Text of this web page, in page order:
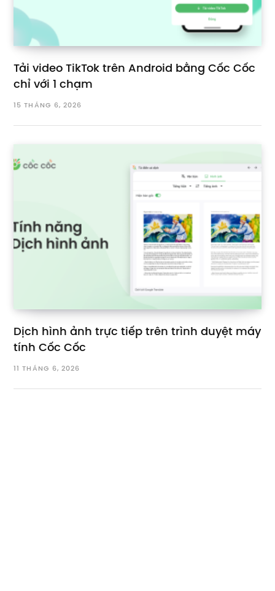
Tải video TikTok trên Android bằng Cốc Cốc
chỉ với 1 chạm
15 THÁNG 6, 2026
Dịch hình ảnh trực tiếp trên trình duyệt máy
tính Cốc Cốc
11 THÁNG 6, 2026